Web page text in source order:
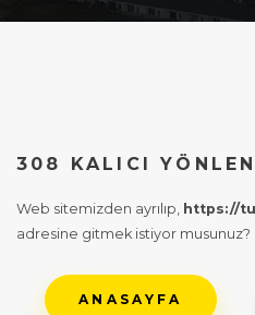
308 KALICI
Web sitemizden ayrılıp, https://
adresine gitmek istiyor musunuz?
ANASAYFA